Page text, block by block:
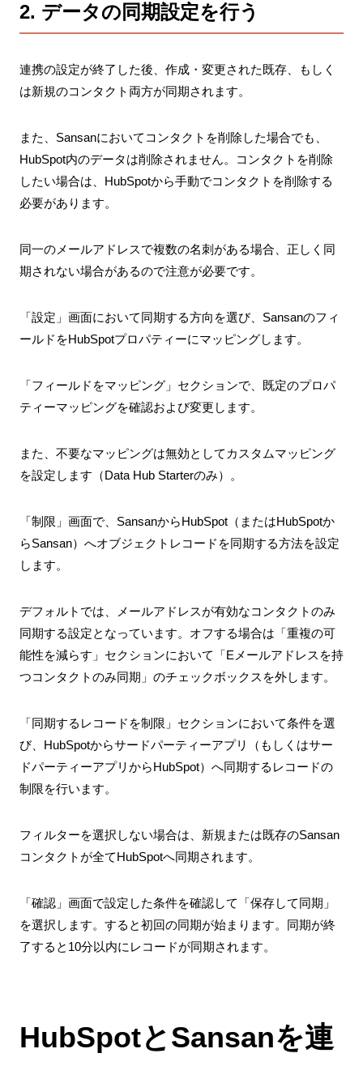
2. データの同期設定を行う
連携の設定が終了した後、作成・変更された既存、もしく
は新規のコンタクト両方が同期されます。
また、Sansanにおいてコンタクトを削除した場合でも、
HubSpot内のデータは削除されません。コンタクトを削除
したい場合は、HubSpotから手動でコンタクトを削除する
必要があります。
同一のメールアドレスで複数の名刺がある場合、正しく同
期されない場合があるので注意が必要です。
「設定」画面において同期する方向を選び、Sansanのフィ
ールドをHubSpotプロパティーにマッピングします。
「フィールドをマッピング」セクションで、既定のプロパ
ティーマッピングを確認および変更します。
また、不要なマッピングは無効としてカスタムマッピング
を設定します（Data Hub Starterのみ）。
「制限」画面で、SansanからHubSpot（またはHubSpotか
らSansan）へオブジェクトレコードを同期する方法を設定
します。
デフォルトでは、メールアドレスが有効なコンタクトのみ
同期する設定となっています。オフする場合は「重複の可
能性を減らす」セクションにおいて「Eメールアドレスを持
つコンタクトのみ同期」のチェックボックスを外します。
「同期するレコードを制限」セクションにおいて条件を選
び、HubSpotからサードパーティーアプリ（もしくはサー
ドパーティーアプリからHubSpot）へ同期するレコードの
制限を行います。
フィルターを選択しない場合は、新規または既存のSansan
コンタクトが全てHubSpotへ同期されます。
「確認」画面で設定した条件を確認して「保存して同期」
を選択します。すると初回の同期が始まります。同期が終
了すると10分以内にレコードが同期されます。
HubSpotとSansanを連